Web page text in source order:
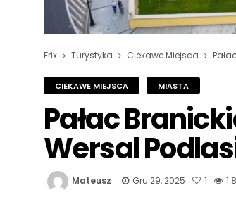
Frix Turystyka Ciekawe Miejsca
CIEKAWE MIEJSCA MIASTA
Pałac
Wersal
Mateusz Gru 29, 2025 1